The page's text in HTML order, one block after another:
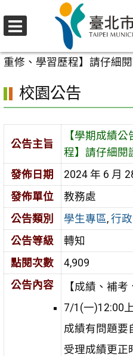
至
要
區
校園公告
重修、學習歷程】請仔細
校園公告
公告主旨
【學期成績
程】請仔細閱
發佈日期
2024 年 6 月
發佈單位
教務處
公告類別
學生專區, 行
公告等級
轉知
點閱次數
4,909
公告內容
【成績、補考
7/1(一)12:00
成績有問題要
受理成績更正
選
單